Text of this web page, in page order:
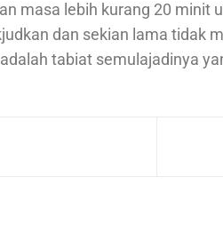
masa lebih kurang 20 minit
dan sekian lama tidak
tabiat semulajadinya